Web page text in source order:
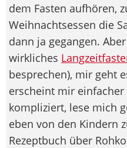
dem Fasten aufhören,
Weihnachtsessen die
dann ja gegangen.
wirkliches
besprechen), mir geht
erscheint mir
kompliziert, lese mich
eben von den Kindern
Rezeptbuch über